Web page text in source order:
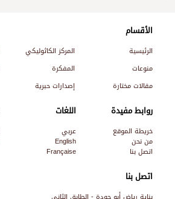
اتصل بنا
الأقسام
الرئيسية المركز الكاثوليكي
منوعات
المفكرة
مقالات مختارة
إصدارات حبرية
روابط مفيدة
خريطة الموقع
من نحن
اتصل بنا
اللغات
عربي
English
Française